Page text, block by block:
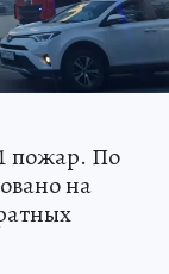
пожар. По
на